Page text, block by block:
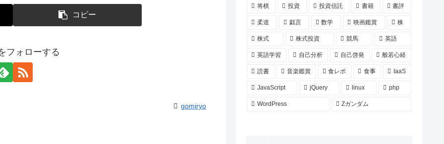
コピー
フォローする
gomiryo
将棋 投資 投資信託 書籍 書評
柔道 戯言 数学 映画鑑賞 株
株式 株式投資 競馬 英語
英語学習 自己分析 自己啓発 般若心経
読書 音楽鑑賞 食レポ 食事 IaaS
JavaScript jQuery linux php
WordPress Zガンダム